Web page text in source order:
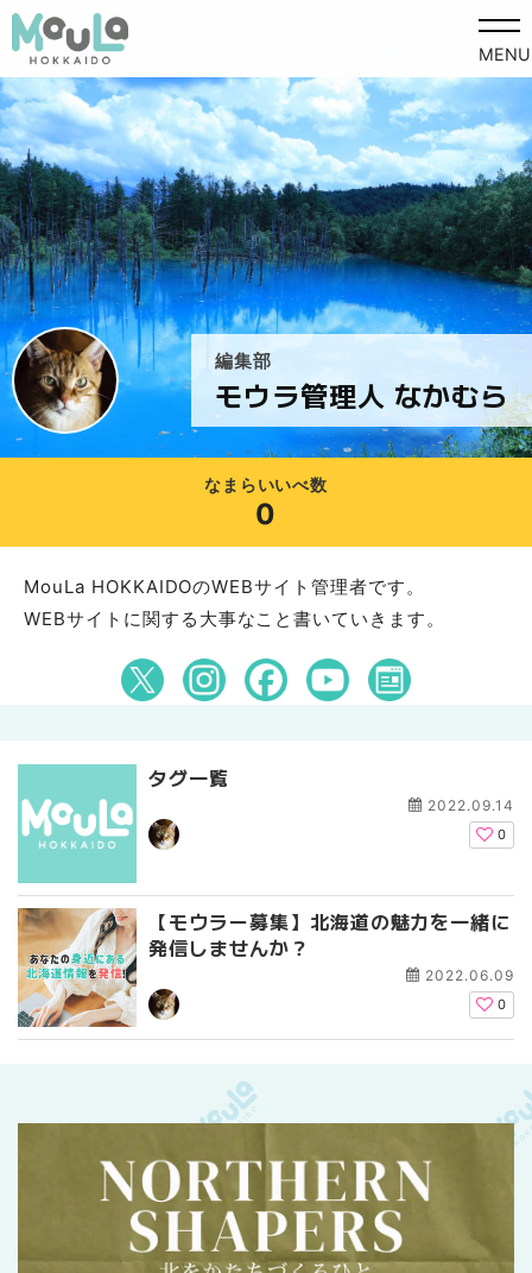
MENU
編集部
モウラ管理人 なかむら
なまらいいべ数
0
MouLa HOKKAIDOのWEBサイト管理者です。
WEBサイトに関する大事なこと書いていきます。
タグ一覧
2022.09.14
0
【モウラー募集】北海道の魅力を一緒に
発信しませんか？
2022.06.09
0